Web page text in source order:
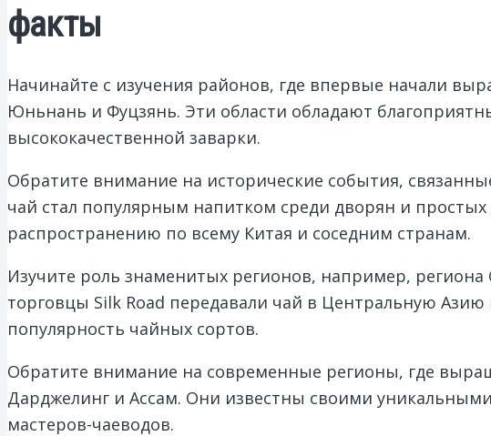
факты
Начинайте с изучения районов, где впервые начали
Юньнань и Фуцзянь. Эти области обладают
высококачественной заварки.
Обратите внимание на исторические события,
чай стал популярным напитком среди дворян и
распространению по всему Китая и соседним странам.
Изучите роль знаменитых регионов, например,
торговцы Silk Road передавали чай в Центральную
популярность чайных сортов.
Обратите внимание на современные регионы, где
Дарджелинг и Ассам. Они известны своими
мастеров-чаеводов.